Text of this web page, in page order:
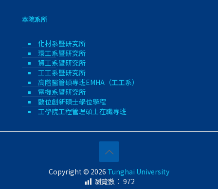
本院系所
化材系暨研究所
環工系暨研究所
資工系暨研究所
工工系暨研究所
高階醫管碩專班EMHA（工工系）
電機系暨研究所
數位創新碩士學位學程
工學院工程管理碩士在職專班
Copyright © 2026 Tunghai University
瀏覽數： 972